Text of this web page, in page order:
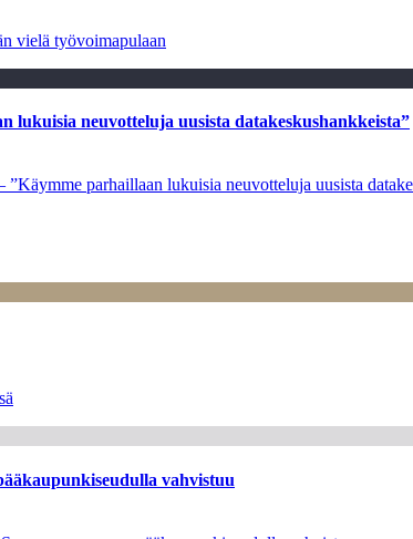
vielä työvoimapulaan
lukuisia neuvotteluja uusista datakeskushankkeista”
parhaillaan lukuisia neuvotteluja uusista
vahvistuu